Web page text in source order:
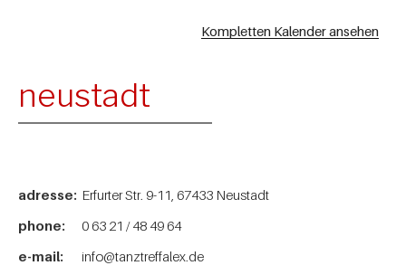
Kompletten Kalender ansehen
neustadt
adresse: Erfurter Str. 9-11, 67433 Neustadt
phone:
0 63 21 / 48 49 64
e-mail:
info@tanztreffalex.de